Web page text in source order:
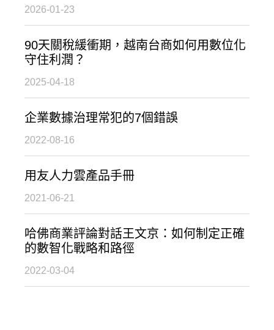
2026-01-23
90天關稅緩衝期，越南台商如何用數位化
守住利潤？
2025-04-18
企業數據治理常犯的7個錯誤
2022-08-16
用友人力雲產品手冊
2021-06-21
哈佛商業評論對話王文京：如何制定正確
的數智化戰略和路徑
2022-03-04